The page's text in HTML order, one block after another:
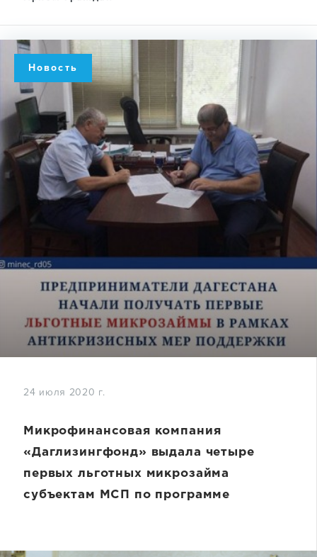
Новость
24 июля 2020 г.
Микрофинансовая компания
«Даглизингфонд» выдала четыре
первых льготных микрозайма
субъектам МСП по программе